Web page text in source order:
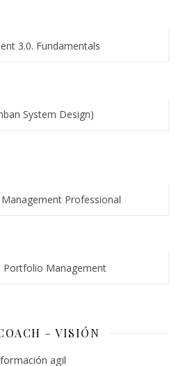
3.0. Fundamentals
System Design)
Professional
Portfolio Management
– VISIÓN